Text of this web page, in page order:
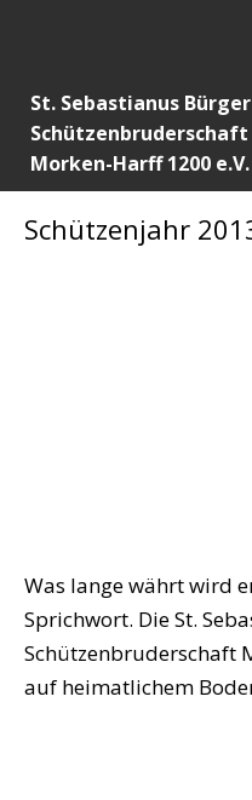
St. Sebastianus
Schützenbruderschaft
Morken-Harff 1200 e.V.
Schützenjahr
Was lange währt wird
Sprichwort. Die St.
Schützenbruderschaft
auf heimatlichem